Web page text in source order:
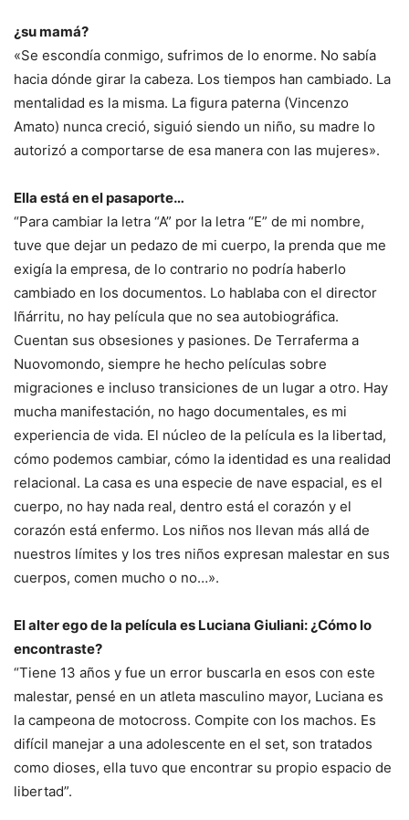
¿su mamá?
«Se escondía conmigo, sufrimos de lo enorme. No sabía
hacia dónde girar la cabeza. Los tiempos han cambiado. La
mentalidad es la misma. La figura paterna (Vincenzo
Amato) nunca creció, siguió siendo un niño, su madre lo
autorizó a comportarse de esa manera con las mujeres».
Ella está en el pasaporte…
“Para cambiar la letra “A” por la letra “E” de mi nombre,
tuve que dejar un pedazo de mi cuerpo, la prenda que me
exigía la empresa, de lo contrario no podría haberlo
cambiado en los documentos. Lo hablaba con el director
Iñárritu, no hay película que no sea autobiográfica.
Cuentan sus obsesiones y pasiones. De Terraferma a
Nuovomondo, siempre he hecho películas sobre
migraciones e incluso transiciones de un lugar a otro. Hay
mucha manifestación, no hago documentales, es mi
experiencia de vida. El núcleo de la película es la libertad,
cómo podemos cambiar, cómo la identidad es una realidad
relacional. La casa es una especie de nave espacial, es el
cuerpo, no hay nada real, dentro está el corazón y el
corazón está enfermo. Los niños nos llevan más allá de
nuestros límites y los tres niños expresan malestar en sus
cuerpos, comen mucho o no…».
El alter ego de la película es Luciana Giuliani: ¿Cómo lo
encontraste?
“Tiene 13 años y fue un error buscarla en esos con este
malestar, pensé en un atleta masculino mayor, Luciana es
la campeona de motocross. Compite con los machos. Es
difícil manejar a una adolescente en el set, son tratados
como dioses, ella tuvo que encontrar su propio espacio de
libertad”.